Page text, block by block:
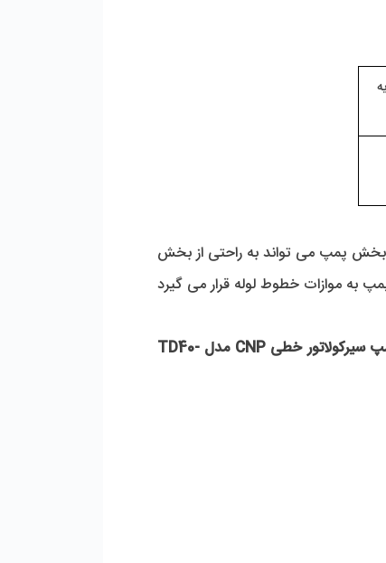
پمپ سیرکولاتور خطی CNP مدل TD40-